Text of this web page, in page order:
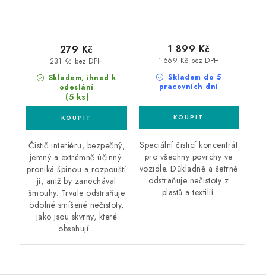
Skladem, ihned k
odeslání
(5 ks)
231 Kč bez DPH
279 Kč
Čistič interiéru, bezpečný,
jemný a extrémně účinný:
proniká špínou a rozpouští
ji, aniž by zanechával
šmouhy. Trvale odstraňuje
odolné smíšené nečistoty,
jako jsou skvrny, které
obsahují...
Skladem do 5
pracovních dní
1 569 Kč bez DPH
1 899 Kč
Speciální čisticí koncentrát
pro všechny povrchy ve
vozidle. Důkladně a šetrně
odstraňuje nečistoty z
plastů a textilií.